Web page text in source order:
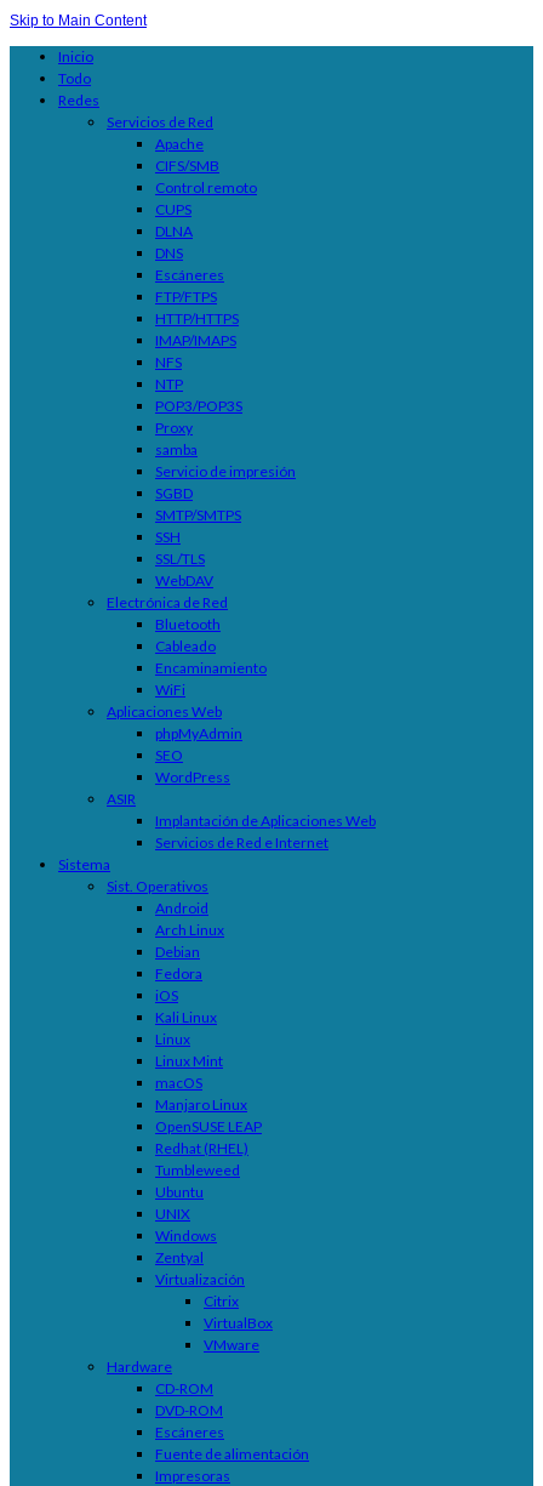
Skip to Main Content
Inicio
Todo
Redes
Servicios de Red
Apache
CIFS/SMB
Control remoto
CUPS
DLNA
DNS
Escáneres
FTP/FTPS
HTTP/HTTPS
IMAP/IMAPS
NFS
NTP
POP3/POP3S
Proxy
samba
Servicio de impresión
SGBD
SMTP/SMTPS
SSH
SSL/TLS
WebDAV
Electrónica de Red
Bluetooth
Cableado
Encaminamiento
WiFi
Aplicaciones Web
phpMyAdmin
SEO
WordPress
ASIR
Implantación de Aplicaciones Web
Servicios de Red e Internet
Sistema
Sist. Operativos
Android
Arch Linux
Debian
Fedora
iOS
Kali Linux
Linux
Linux Mint
macOS
Manjaro Linux
OpenSUSE LEAP
Redhat (RHEL)
Tumbleweed
Ubuntu
UNIX
Windows
Zentyal
Virtualización
Citrix
VirtualBox
VMware
Hardware
CD-ROM
DVD-ROM
Escáneres
Fuente de alimentación
Impresoras